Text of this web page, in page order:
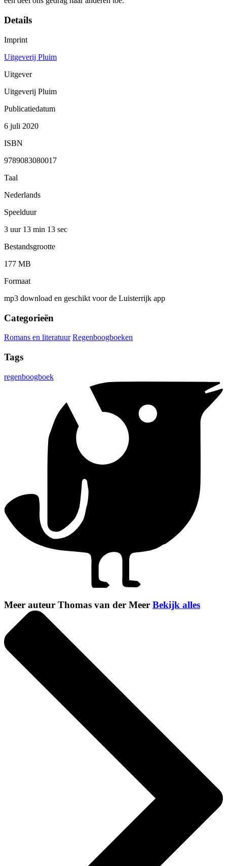
Details
Imprint
Uitgeverij Pluim
Uitgever
Uitgeverij Pluim
Publicatiedatum
6 juli 2020
ISBN
9789083080017
Taal
Nederlands
Speelduur
3 uur 13 min 13 sec
Bestandsgrootte
177 MB
Formaat
mp3 download en geschikt voor de Luisterrijk app
Categorieën
Romans en literatuur Regenboogboeken
Tags
regenboogboek
Meer auteur Thomas van der Meer Bekijk alles